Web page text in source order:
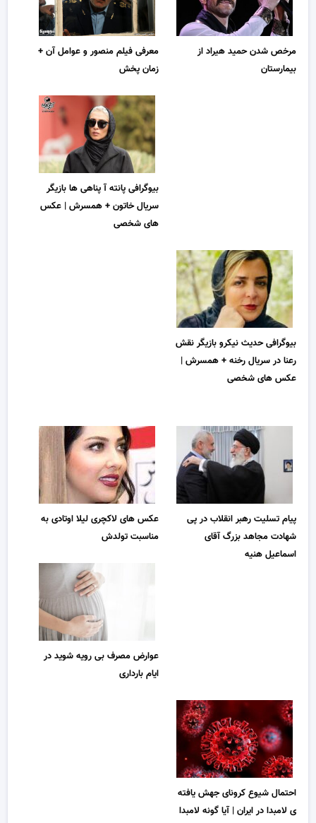
مرخص شدن حمید هیراد از
بیمارستان
معرفی فیلم منصور و عوامل آن +
زمان پخش
بیوگرافی پانته آ پناهی ها بازیگر
سریال خاتون + همسرش | عکس
های شخصی
بیوگرافی حدیث نیکرو بازیگر نقش
رعنا در سریال رخنه + همسرش |
عکس های شخصی
پیام تسلیت رهبر انقلاب در پی
شهادت مجاهد بزرگ آقای
اسماعیل هنیه
عکس های لاکچری لیلا اوتادی به
مناسبت تولدش
عوارض مصرف بی رویه شوید در
ایام بارداری
احتمال شیوع کرونای جهش یافته
ی لامبدا در ایران | آیا گونه لامبدا